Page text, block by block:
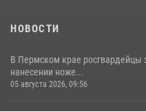
НОВОСТИ
В Пермском крае росгвардейцы
нанесении ноже...
05 августа 2026, 09:56